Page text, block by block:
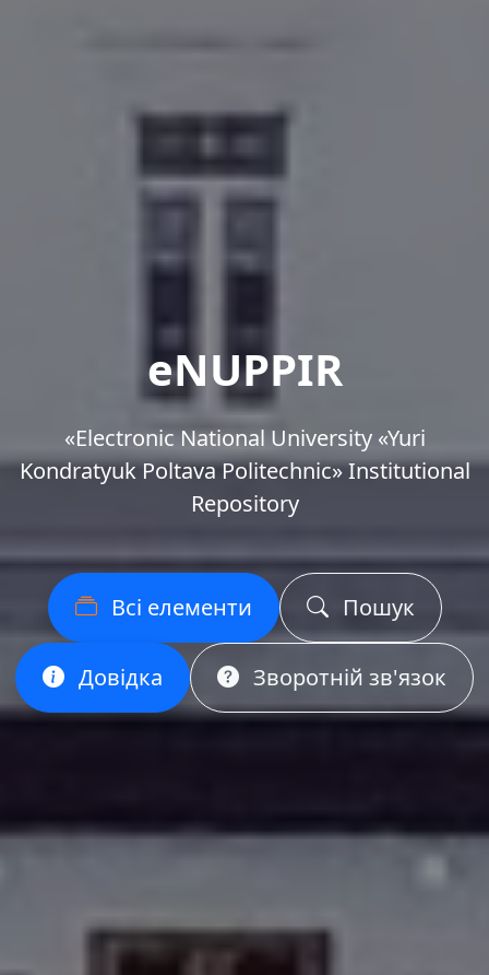
eNUPPIR
«Еlectronic National University «Yuri
Kondratyuk Poltava Politechnic» Institutional
Repository
Всі елементи Пошук
Довідка Зворотній зв'язок